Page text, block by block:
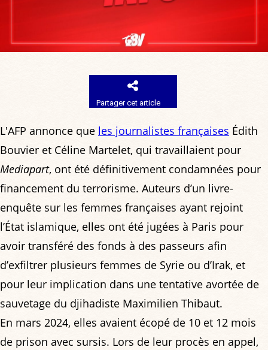
Partager cet article
L'AFP annonce que les journalistes françaises Édith
Bouvier et Céline Martelet, qui travaillaient pour
Mediapart, ont été définitivement condamnées pour
financement du terrorisme. Auteurs d’un livre-
enquête sur les femmes françaises ayant rejoint
l’État islamique, elles ont été jugées à Paris pour
avoir transféré des fonds à des passeurs afin
d’exfiltrer plusieurs femmes de Syrie ou d’Irak, et
pour leur implication dans une tentative avortée de
sauvetage du djihadiste Maximilien Thibaut.
En mars 2024, elles avaient écopé de 10 et 12 mois
de prison avec sursis. Lors de leur procès en appel,